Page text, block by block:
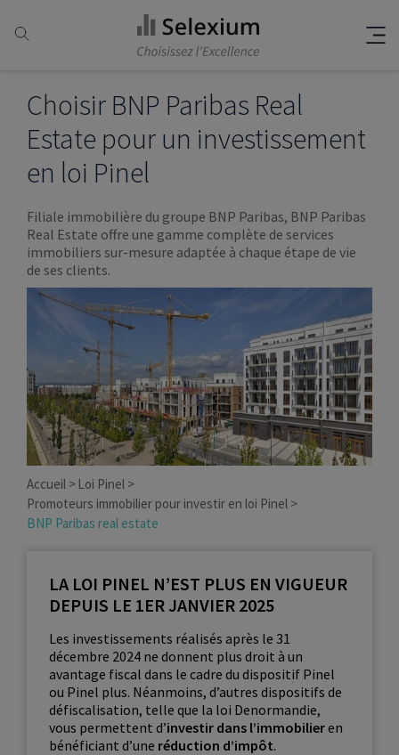
Choisir BNP Paribas Real
Estate pour un investissement
en loi Pinel
Filiale immobilière du groupe BNP Paribas, BNP Paribas
Real Estate offre une gamme complète de services
immobiliers sur-mesure adaptée à chaque étape de vie
de ses clients.
Accueil
Loi Pinel
Promoteurs immobilier pour investir en loi Pinel
BNP Paribas real estate
LA LOI PINEL N’EST PLUS EN VIGUEUR
DEPUIS LE 1ER JANVIER 2025
Les investissements réalisés après le 31
décembre 2024 ne donnent plus droit à un
avantage fiscal dans le cadre du dispositif Pinel
ou Pinel plus. Néanmoins, d’autres dispositifs de
défiscalisation, telle que la loi Denormandie,
vous permettent d’investir dans l’immobilieren
bénéficiant d’une réduction d’impôt.